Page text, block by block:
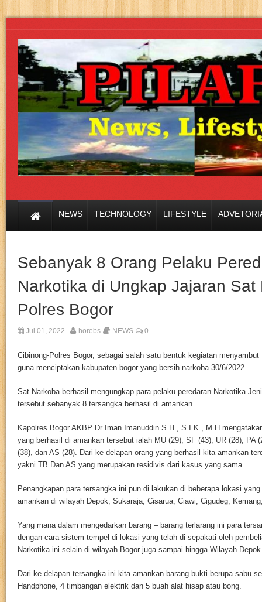
NEWS TECHNOLOGY LIFESTYLE
Sebanyak 8 Orang Pelaku
Narkotika di Ungkap Jajaran Sat
Polres Bogor
Jul 01, 2022 horebs NEWS 0
Cibinong-Polres Bogor, sebagai salah satu bentuk kegiatan
guna menciptakan kabupaten bogor yang bersih narkoba.30/6/2022
Sat Narkoba berhasil mengungkap para pelaku peredaran Narkotika
tersebut sebanyak 8 tersangka berhasil di amankan.
Kapolres Bogor AKBP Dr Iman Imanuddin S.H., S.I.K., M.H
yang berhasil di amankan tersebut ialah MU (29), SF (43), UR (28), PA
(38), dan AS (28). Dari ke delapan orang yang berhasil kita amankan
yakni TB Dan AS yang merupakan residivis dari kasus yang sama.
Penangkapan para tersangka ini pun di lakukan di beberapa lokasi
amankan di wilayah Depok, Sukaraja, Cisarua, Ciawi, Cigudeg,
Yang mana dalam mengedarkan barang – barang terlarang ini para
dengan cara sistem tempel di lokasi yang telah di sepakati oleh
Narkotika ini selain di wilayah Bogor juga sampai hingga Wilayah
Dari ke delapan tersangka ini kita amankan barang bukti berupa sabu
Handphone, 4 timbangan elektrik dan 5 buah alat hisap atau bong.